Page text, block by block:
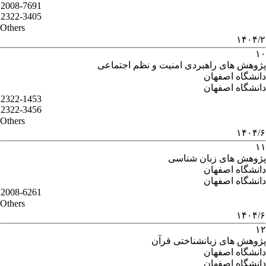
2008-7691
2322-3405
Others
۱۴۰۴/۲
۱۰
پژوهش های راهبردی امنیت و نظم اجتماعی
دانشگاه اصفهان
دانشگاه اصفهان
2322-1453
2322-3456
Others
۱۴۰۴/۶
۱۱
پژوهش های زبان شناسی
دانشگاه اصفهان
دانشگاه اصفهان
2008-6261
Others
۱۴۰۴/۶
۱۲
پژوهش های زبانشناختی قرآن
دانشگاه اصفهان
دانشگاه اصفهان